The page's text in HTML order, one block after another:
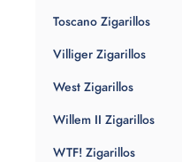
Toscano Zigarillos
Villiger Zigarillos
West Zigarillos
Willem II Zigarillos
WTF! Zigarillos